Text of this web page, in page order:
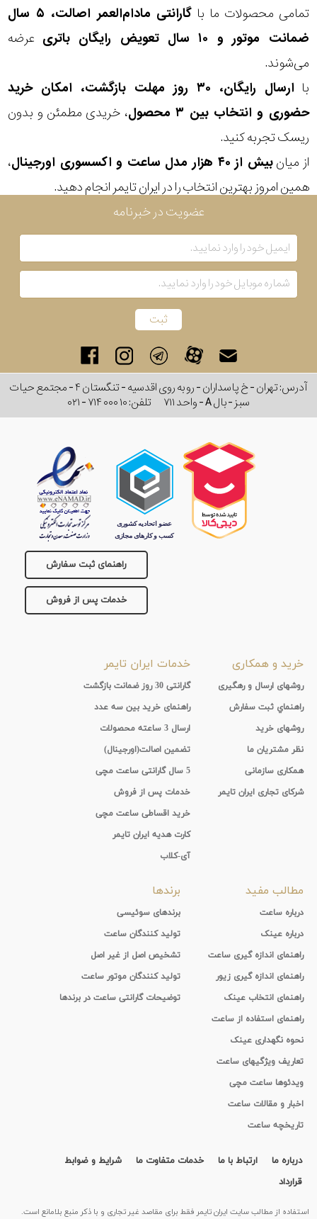
تمامی محصولات ما با
گارانتی مادام‌العمر اصالت، ۵ سال
ضمانت موتور و ۱۰ سال تعویض رایگان باتری
عرضه
می‌شوند.
با
ارسال رایگان، ۳۰ روز مهلت بازگشت، امکان خرید
حضوری و انتخاب بین ۳ محصول
، خریدی مطمئن و بدون
ریسک تجربه کنید.
از میانبیش از ۴۰ هزار مدل ساعت و اکسسوری اورجینال
،
همین امروز بهترین انتخاب را در ایران تایمر انجام دهید.
آب
ویژگی
نوع
موتور
بکار
رفته
عضویت در خبرنامه
آدرس: تهران - خ پاسداران - رو به روی اقدسیه - تنگستان ۴ - مجتمع حیات
سبز - بال A - واحد ۷۱۱
تلفن:۰۲۱ - ۷۱۴ ۰۰۰ ۱۰
راهنمای ثبت سفارش
خدمات پس از فروش
خرید و همکاری
روشهای ارسال و رهگیری
راهنماي ثبت سفارش
روشهای خرید
نظر مشتریان ما
همکاری سازمانی
شرکای تجاری ایران تایمر
خدمات ایران تایمر
گارانتی 30 روز ضمانت بازگشت
راهنمای خرید بین سه عدد
ارسال 3 ساعته محصولات
تضمین اصالت(اورجینال)
5 سال گارانتی ساعت مچی
خدمات پس از فروش
خرید اقساطی ساعت مچی
کارت هدیه ایران تایمر
آی-کلاب
مطالب مفید
درباره ساعت
درباره عینک
راهنمای اندازه گیری ساعت
راهنمای اندازه گیری زیور
راهنمای انتخاب عینک
راهنمای استفاده از ساعت
نحوه نگهداری عینک
تعاریف ویژگیهای ساعت
ویدئوها ساعت مچی
اخبار و مقالات ساعت
تاریخچه ساعت
برندها
برندهای سوئیسی
تولید کنندگان ساعت
تشخیص اصل از غیر اصل
تولید کنندگان موتور ساعت
توضیحات گارانتی ساعت در برندها
درباره ما ارتباط با ما خدمات متفاوت ما
شرایط و ضوابط
قرارداد
استفاده از مطالب سايت ایران تایمر فقط برای مقاصد غیر تجاری و با ذکر منبع بلامانع است.